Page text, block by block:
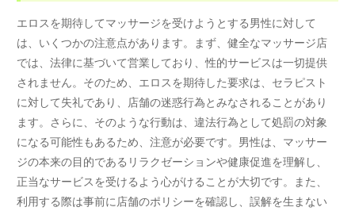
エロスを期待してマッサージを受けようとする男性に対して
は、いくつかの注意点があります。まず、健全なマッサージ店
では、法律に基づいて営業しており、性的サービスは一切提供
されません。そのため、エロスを期待した要求は、セラピスト
に対して失礼であり、店舗の迷惑行為とみなされることがあり
ます。さらに、そのような行動は、違法行為として処罰の対象
になる可能性もあるため、注意が必要です。男性は、マッサー
ジの本来の目的であるリラクゼーションや健康促進を理解し、
正当なサービスを受けるよう心がけることが大切です。また、
利用する際は事前に店舗のポリシーを確認し、誤解を生まない